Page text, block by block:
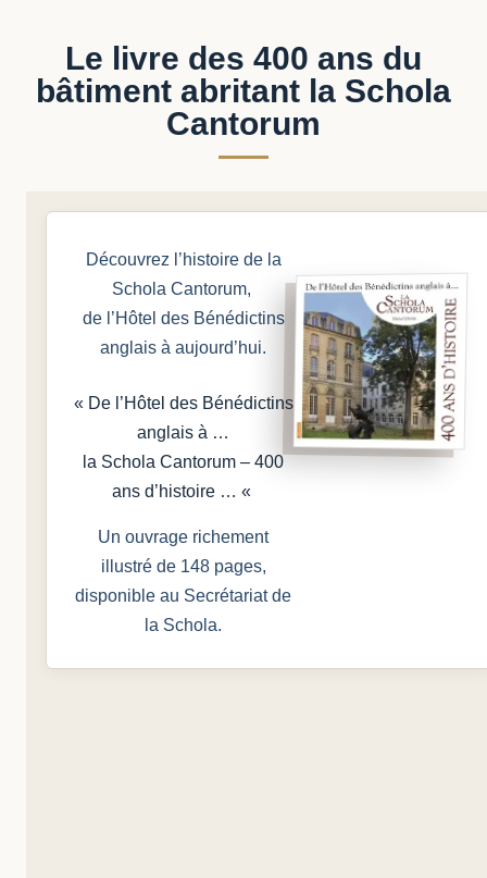
Le livre des 400 ans du
bâtiment abritant la Schola
Cantorum
Découvrez l’histoire de la
Schola Cantorum,
de l’Hôtel des Bénédictins
anglais à aujourd’hui.
« De l’Hôtel des Bénédictins
anglais à …
la Schola Cantorum – 400
ans d’histoire … «
Un ouvrage richement
illustré de 148 pages,
disponible au Secrétariat de
la Schola.